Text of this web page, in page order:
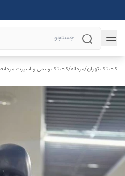
کت تک تهران/مردانه/کت تک رسمی و اسپرت مردانه